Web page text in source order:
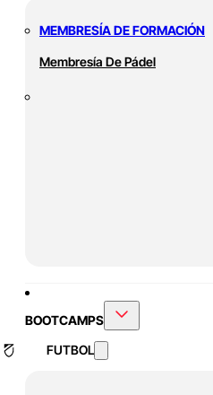
MEMBRESÍA DE FORMACIÓN
Membresía De Pádel
BOOTCAMPS
FUTBOL